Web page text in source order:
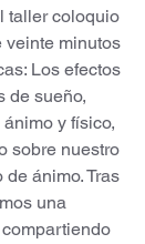
taller coloquio
veinte minutos
Los efectos
de sueño,
y físico,
sobre nuestro
ánimo. Tras
una